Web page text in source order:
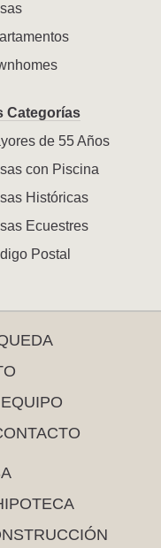
Categorías
de 55 Años
con Piscina
Históricas
Ecuestres
Postal